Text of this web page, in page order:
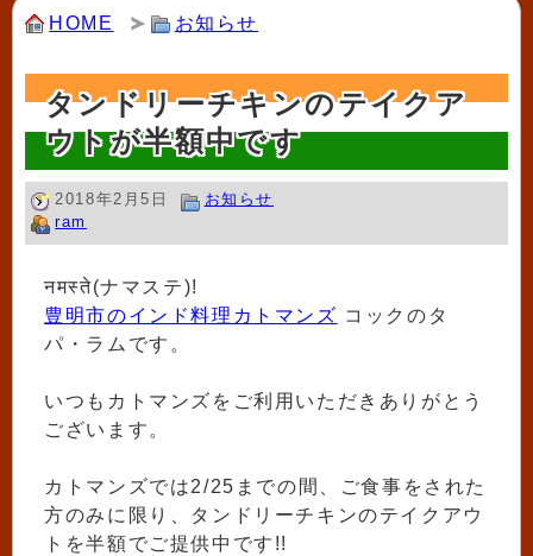
HOME お知らせ
タンドリーチキンのテイクア
ウトが半額中です
2018年2月5日
お知らせ
ram
नमस्ते(ナマステ)!
豊明市のインド料理カトマンズ コックのタ
パ・ラムです。
いつもカトマンズをご利用いただきありがとう
ございます。
カトマンズでは2/25までの間、ご食事をされた
方のみに限り、タンドリーチキンのテイクアウ
トを半額でご提供中です!!